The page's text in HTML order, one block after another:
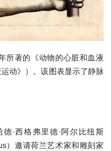
所著的《动物的心脏和血液
动》）。该图表显示了静脉
·西格弗里德·阿尔比纽斯
）邀请荷兰艺术家和雕刻家